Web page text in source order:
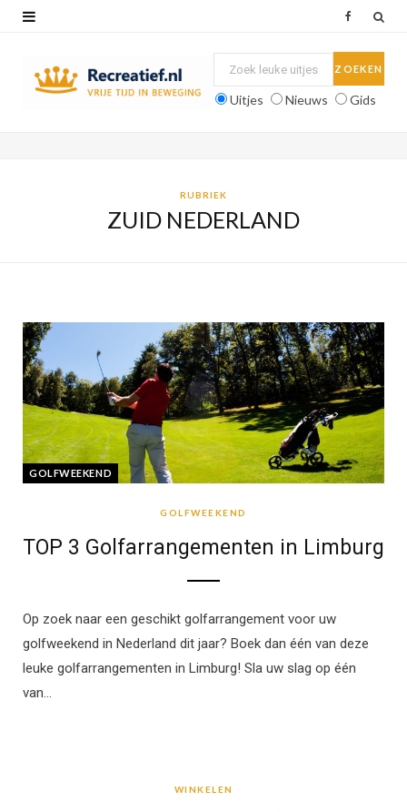
Uitjes Nieuws Gids
RUBRIEK
ZUID NEDERLAND
GOLFWEEKEND
GOLFWEEKEND
TOP 3 Golfarrangementen in Limburg
Op zoek naar een geschikt golfarrangement voor uw
golfweekend in Nederland dit jaar? Boek dan één van deze
leuke golfarrangementen in Limburg! Sla uw slag op één
van…
WINKELEN